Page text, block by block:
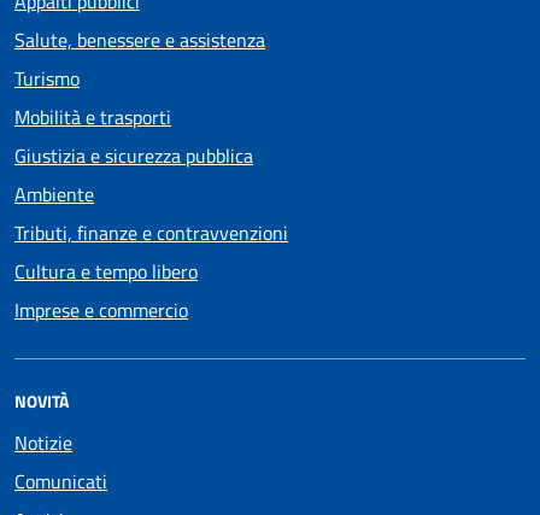
Salute, benessere e assistenza
Turismo
Mobilità e trasporti
Giustizia e sicurezza pubblica
Ambiente
Tributi, finanze e contravvenzioni
Cultura e tempo libero
Imprese e commercio
NOVITÀ
Notizie
Comunicati